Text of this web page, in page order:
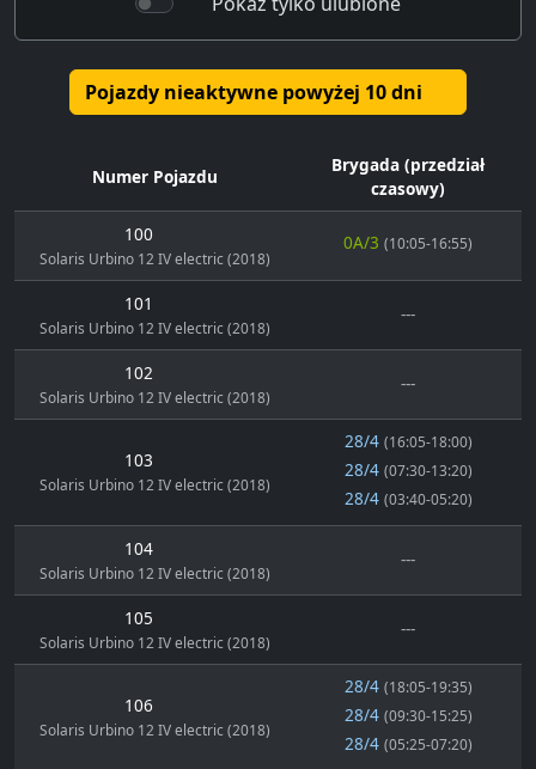
Pojazdy nieaktywne powyżej 10 dni
Numer Pojazdu
Brygada (przedział
czasowy)
100
Solaris Urbino 12 IV electric (2018)
0A/3 (10:05-16:55)
101
Solaris Urbino 12 IV electric (2018)
---
102
Solaris Urbino 12 IV electric (2018)
---
103
Solaris Urbino 12 IV electric (2018)
28/4 (16:05-18:00)
28/4 (07:30-13:20)
28/4 (03:40-05:20)
104
Solaris Urbino 12 IV electric (2018)
---
105
Solaris Urbino 12 IV electric (2018)
---
106
Solaris Urbino 12 IV electric (2018)
28/4 (18:05-19:35)
28/4 (09:30-15:25)
28/4 (05:25-07:20)